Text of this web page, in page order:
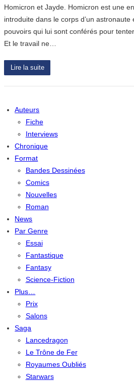
Homicron et Jayde. Homicron est une
introduite dans le corps d’un
pouvoirs qui lui sont conférés pour
Et le travail ne…
Lire la suite
Auteurs
Fiche
Interviews
Chronique
Format
Bandes Dessinées
Comics
Nouvelles
Roman
News
Par Genre
Essai
Fantastique
Fantasy
Science-Fiction
Plus…
Prix
Salons
Saga
Lancedragon
Le Trône de Fer
Royaumes Oubliés
Starwars